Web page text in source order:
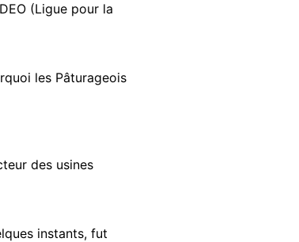
(Ligue pour la
les Pâturageois
des usines
instants, fut